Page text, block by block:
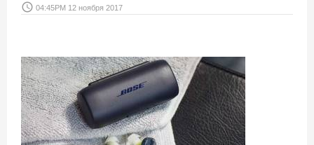
access_time 04:45PM 12 ноября 2017